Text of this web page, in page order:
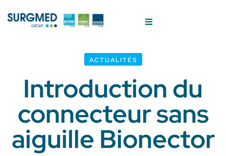
ACTUALITÉS
Introduction du
connecteur sans
aiguille Bionector